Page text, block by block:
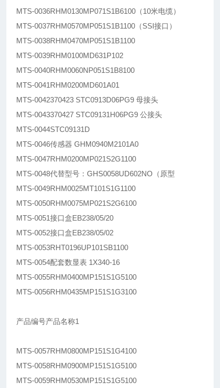
MTS-0036RHM0130MP071S1B6100（10米电缆）
MTS-0037RHM0570MP051S1B1100（SSI接口）
MTS-0038RHM0470MP051S1B1100
MTS-0039RHM0100MD631P102
MTS-0040RHM0060NP051S1B8100
MTS-0041RHM0200MD601A01
MTS-0042370423 STC0913D06PG9 母接头
MTS-0043370427 STC09131H06PG9 公接头
MTS-0044STC09131D
MTS-0046传感器 GHM0940M2101A0
MTS-0047RHM0200MP021S2G1100
MTS-0048代替型号：GHS0058UD602NO（原型
MTS-0049RHM0025MT101S1G1100
MTS-0050RHM0075MP021S2G6100
MTS-0051接口盒EB238/05/20
MTS-0052接口盒EB238/05/02
MTS-0053RHT0196UP101SB1100
MTS-0054配套数显表 1X340-16
MTS-0055RHM0400MP151S1G5100
MTS-0056RHM0435MP151S1G3100
产品编号产品名称1
MTS-0057RHM0800MP151S1G4100
MTS-0058RHM0900MP151S1G5100
MTS-0059RHM0530MP151S1G5100